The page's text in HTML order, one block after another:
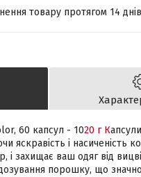
товару протягом 14 днів
60 капсул - 1020 г К
яскравість і
і захищає ваш одяг від
порошку, що